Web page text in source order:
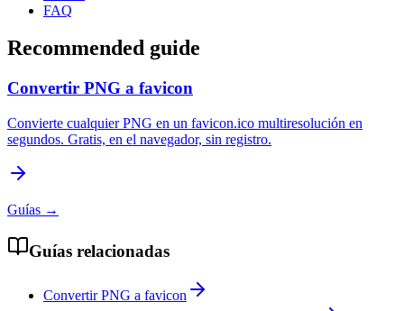
FAQ
Recommended guide
Convertir PNG a favicon
Convierte cualquier PNG en un favicon.ico multiresolución en
segundos. Gratis, en el navegador, sin registro.
Guías →
Guías relacionadas
Convertir PNG a favicon